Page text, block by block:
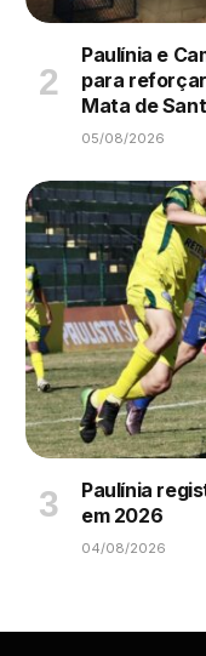
Paulínia e
para
Mata de
05/08/2026
Paulínia
em 2026
04/08/2026